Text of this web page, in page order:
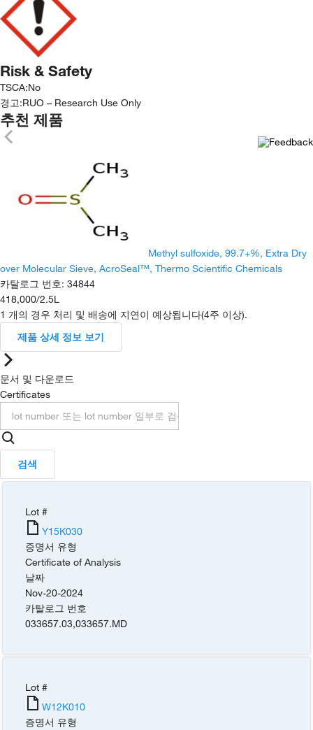
Risk & Safety
TSCA:No
경고:RUO – Research Use Only
추천 제품
Methyl sulfoxide, 99.7+%, Extra Dry
over Molecular Sieve, AcroSeal™, Thermo Scientific Chemicals
카탈로그 번호: 34844
418,000/2.5L
1 개의 경우 처리 및 배송에 지연이 예상됩니다(4주 이상).
제품 상세 정보 보기
문서 및 다운로드
Certificates
검색
Lot #
Y15K030
증명서 유형
Certificate of Analysis
날짜
Nov-20-2024
카탈로그 번호
033657.03,033657.MD
Lot #
W12K010
증명서 유형